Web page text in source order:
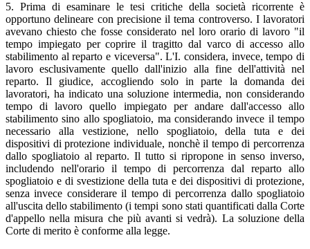
5. Prima di esaminare le tesi critiche della società ricorrente è
opportuno delineare con precisione il tema controverso. I lavoratori
avevano chiesto che fosse considerato nel loro orario di lavoro "il
tempo impiegato per coprire il tragitto dal varco di accesso allo
stabilimento al reparto e viceversa". L'I. considera, invece, tempo di
lavoro esclusivamente quello dall'inizio alla fine dell'attività nel
reparto. Il giudice, accogliendo solo in parte la domanda dei
lavoratori, ha indicato una soluzione intermedia, non considerando
tempo di lavoro quello impiegato per andare dall'accesso allo
stabilimento sino allo spogliatoio, ma considerando invece il tempo
necessario alla vestizione, nello spogliatoio, della tuta e dei
dispositivi di protezione individuale, nonchè il tempo di percorrenza
dallo spogliatoio al reparto. Il tutto si ripropone in senso inverso,
includendo nell'orario il tempo di percorrenza dal reparto allo
spogliatoio e di svestizione della tuta e dei dispositivi di protezione,
senza invece considerare il tempo di percorrenza dallo spogliatoio
all'uscita dello stabilimento (i tempi sono stati quantificati dalla Corte
d'appello nella misura che più avanti si vedrà). La soluzione della
Corte di merito è conforme alla legge.